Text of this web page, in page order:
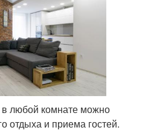
любой комнате можно
отдыха и приема гостей.